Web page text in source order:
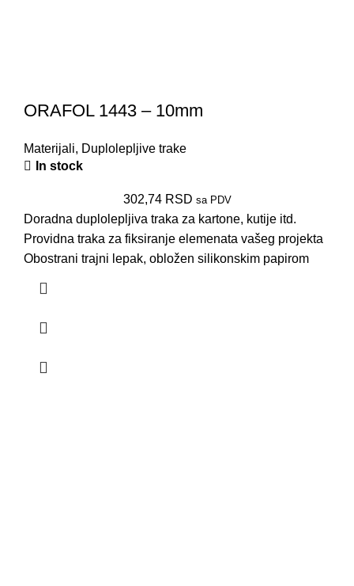
ORAFOL 1443 – 10mm
Materijali, Duplolepljive trake
In stock
302,74 RSD sa PDV
Doradna duplolepljiva traka za kartone, kutije itd.
Providna traka za fiksiranje elemenata vašeg projekta
Obostrani trajni lepak, obložen silikonskim papirom